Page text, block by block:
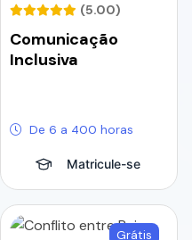
(5.00)
Comunicação
Inclusiva
De 6 a 400 horas
Matricule-se
Grátis